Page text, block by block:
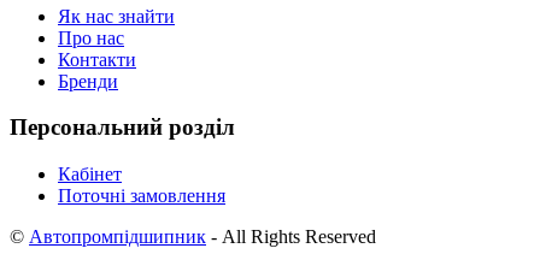
Як нас знайти
Про нас
Контакти
Бренди
Персональний розділ
Кабінет
Поточні замовлення
© Автопромпідшипник - All Rights Reserved